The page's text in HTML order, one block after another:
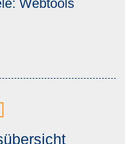
Webtools